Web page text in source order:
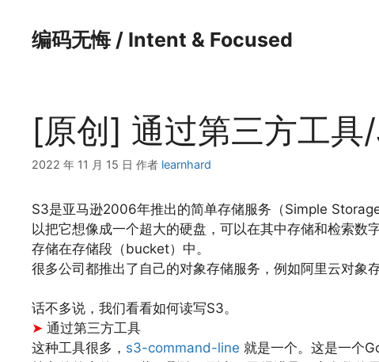
编码无悔 / Intent & Focused
[原创] 通过第三方工具
2022 年 11 月 15 日 作者 learnhard
S3是亚马逊2006年推出的简单存储服务（Simple
以把它想像成一个超大的硬盘，可以在其中存储和检索数
存储在存储段（bucket）中。
很多公司都推出了自己的对象存储服务，例如阿里云对象
话不多说，我们看看如何读写S3。
➤ 通过第三方工具
这种工具很多， s3-command-line 就是一个。这是一个